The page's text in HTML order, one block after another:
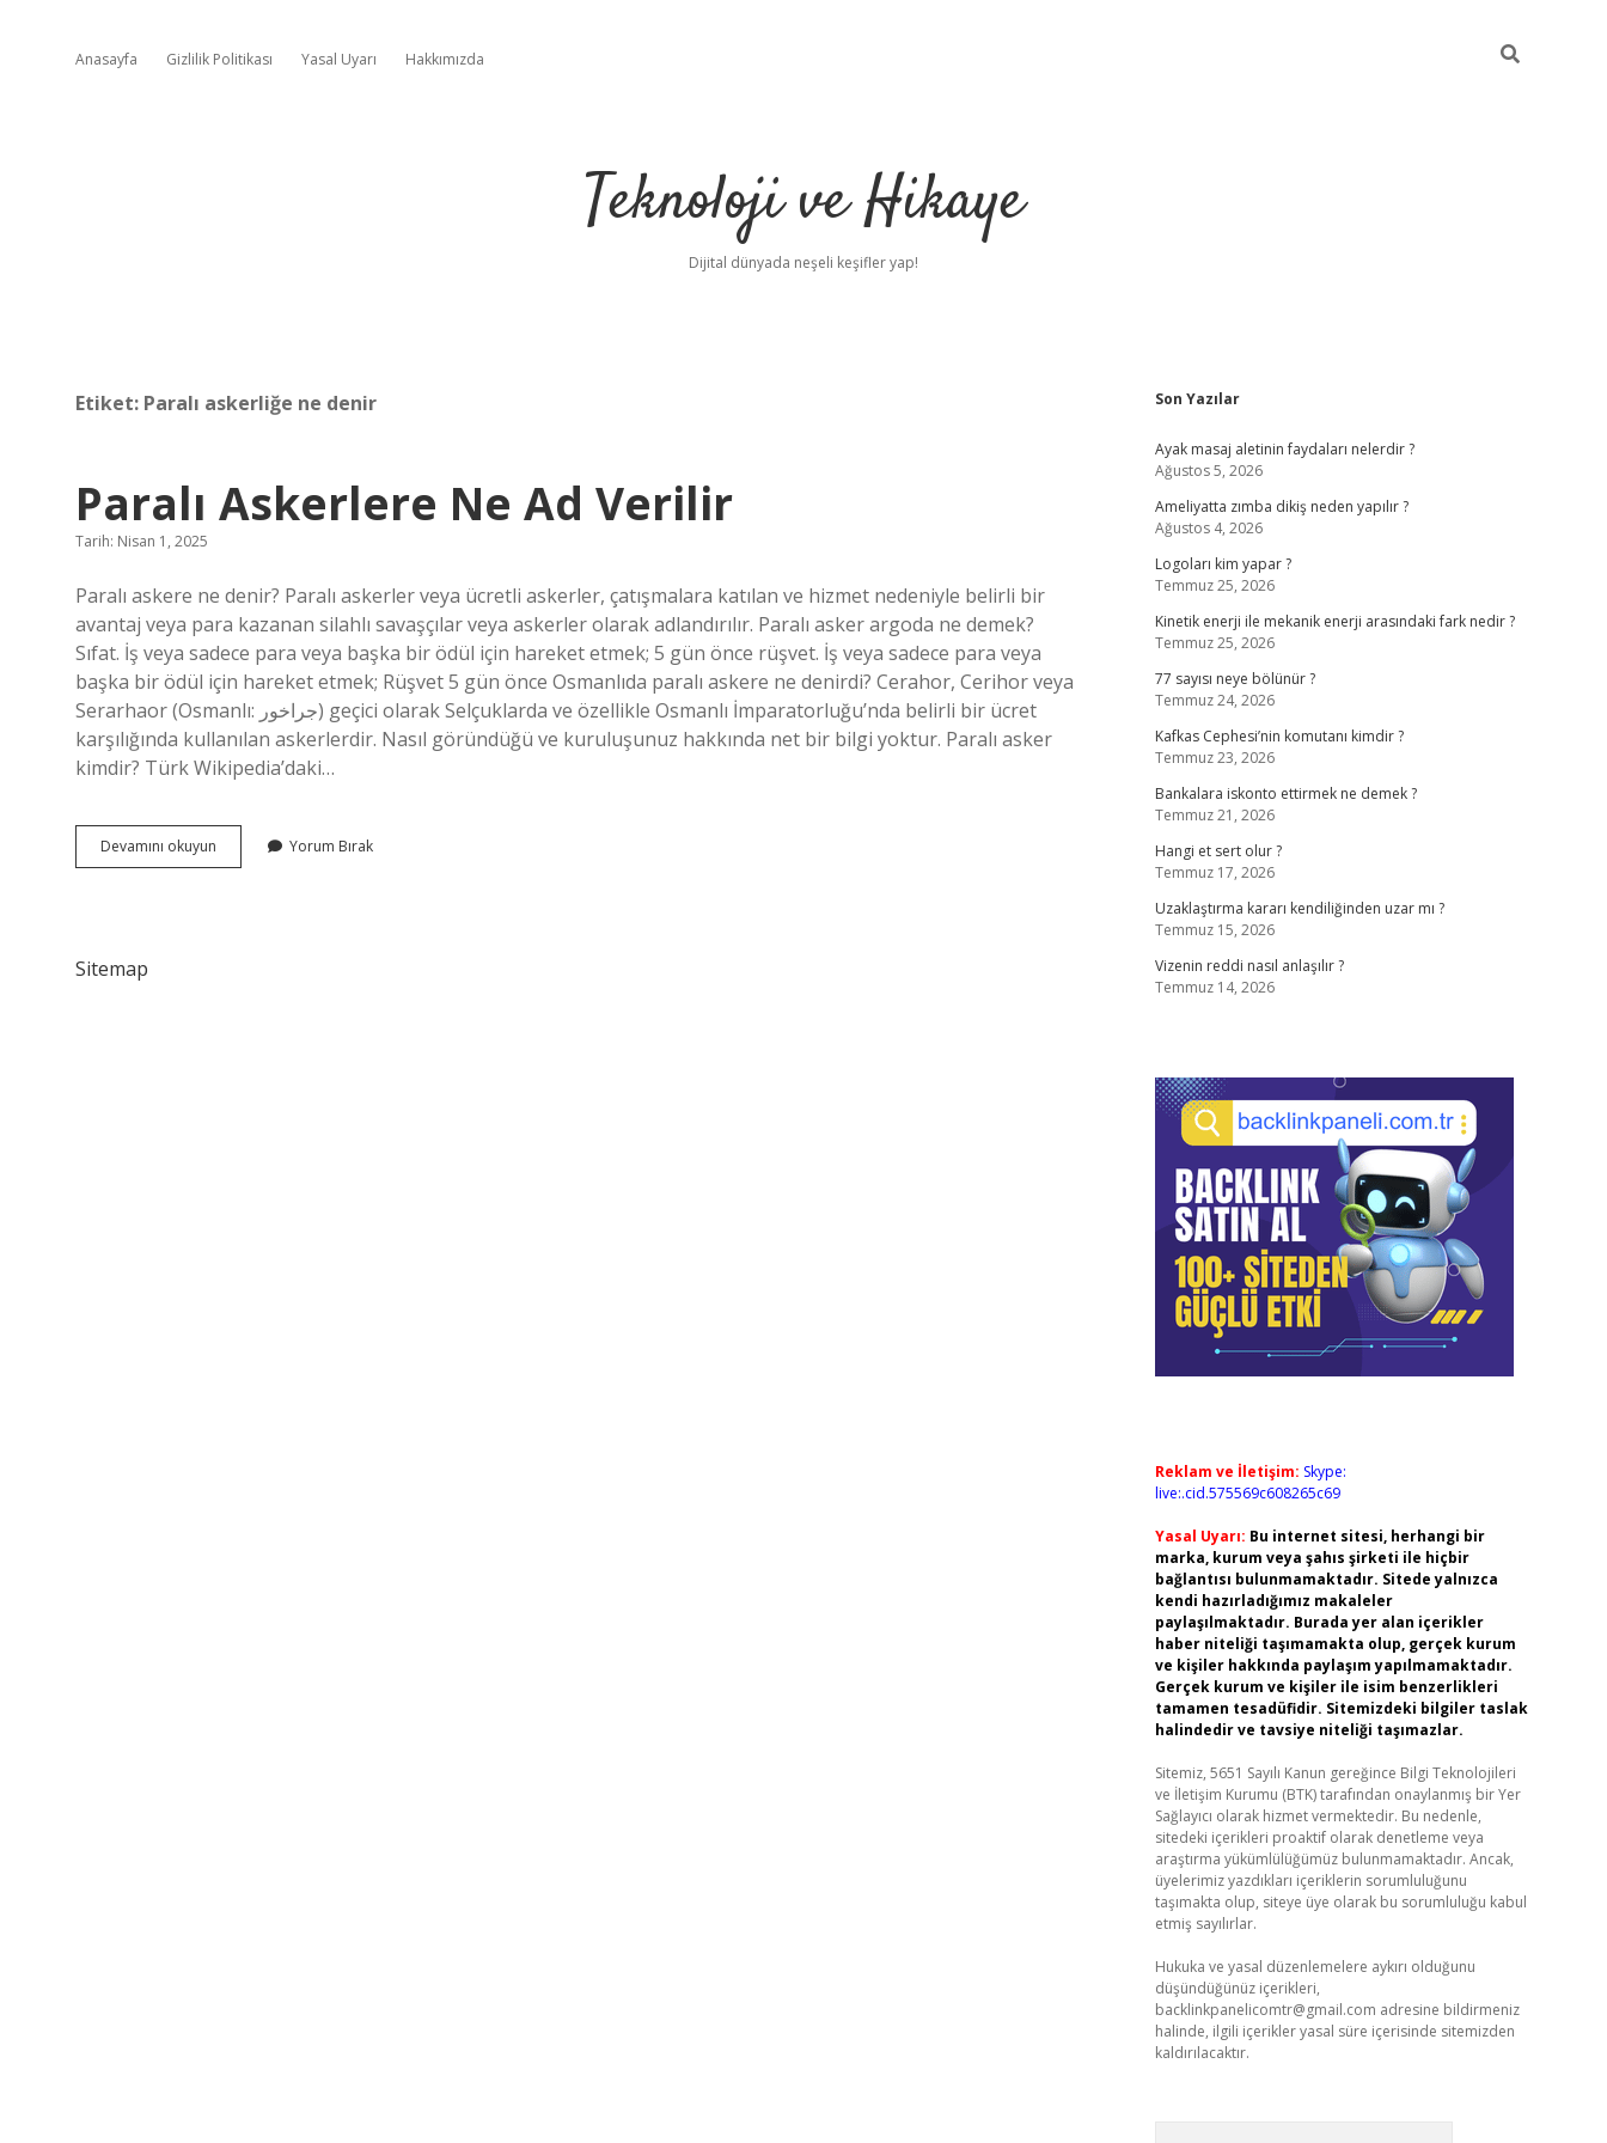
Anasayfa Gizlilik Politikası Yasal Uyarı Hakkımızda
Teknoloji ve Hikaye
Dijital dünyada neşeli keşifler yap!
Etiket: Paralı askerliğe ne denir
Paralı Askerlere Ne Ad Verilir
Tarih: Nisan 1, 2025
Paralı askere ne denir? Paralı askerler veya ücretli askerler, çatışmalara katılan ve hizmet nedeniyle belirli bir
avantaj veya para kazanan silahlı savaşçılar veya askerler olarak adlandırılır. Paralı asker argoda ne demek?
Sıfat. İş veya sadece para veya başka bir ödül için hareket etmek; 5 gün önce rüşvet. İş veya sadece para veya
başka bir ödül için hareket etmek; Rüşvet 5 gün önce Osmanlıda paralı askere ne denirdi? Cerahor, Cerihor veya
Serarhaor (Osmanlı: جراخور) geçici olarak Selçuklarda ve özellikle Osmanlı İmparatorluğu’nda belirli bir ücret
karşılığında kullanılan askerlerdir. Nasıl göründüğü ve kuruluşunuz hakkında net bir bilgi yoktur. Paralı asker
kimdir? Türk Wikipedia’daki…
Devamını okuyun
Askerlere
Yorum Bırak
Sitemap
Sidebar
Son Yazılar
Ayak masaj aletinin faydaları nelerdir ?
Ağustos 5, 2026
Ameliyatta zımba dikiş neden yapılır ?
Ağustos 4, 2026
Logoları kim yapar ?
Temmuz 25, 2026
Kinetik enerji ile mekanik enerji arasındaki fark nedir ?
Temmuz 25, 2026
77 sayısı neye bölünür ?
Temmuz 24, 2026
Kafkas Cephesi’nin komutanı kimdir ?
Temmuz 23, 2026
Bankalara iskonto ettirmek ne demek ?
Temmuz 21, 2026
Hangi et sert olur ?
Temmuz 17, 2026
Uzaklaştırma kararı kendiliğinden uzar mı ?
Temmuz 15, 2026
Vizenin reddi nasıl anlaşılır ?
Temmuz 14, 2026
Reklam ve İletişim: Skype:
live:.cid.575569c608265c69
Yasal Uyarı: Bu internet sitesi, herhangi bir
marka, kurum veya şahıs şirketi ile hiçbir
bağlantısı bulunmamaktadır. Sitede yalnızca
kendi hazırladığımız makaleler
paylaşılmaktadır. Burada yer alan içerikler
haber niteliği taşımamakta olup, gerçek kurum
ve kişiler hakkında paylaşım yapılmamaktadır.
Gerçek kurum ve kişiler ile isim benzerlikleri
tamamen tesadüfidir. Sitemizdeki bilgiler taslak
halindedir ve tavsiye niteliği taşımazlar.
Sitemiz, 5651 Sayılı Kanun gereğince Bilgi Teknolojileri
ve İletişim Kurumu (BTK) tarafından onaylanmış bir Yer
Sağlayıcı olarak hizmet vermektedir. Bu nedenle,
sitedeki içerikleri proaktif olarak denetleme veya
araştırma yükümlülüğümüz bulunmamaktadır. Ancak,
üyelerimiz yazdıkları içeriklerin sorumluluğunu
taşımakta olup, siteye üye olarak bu sorumluluğu kabul
etmiş sayılırlar.
Hukuka ve yasal düzenlemelere aykırı olduğunu
düşündüğünüz içerikleri,
backlinkpanelicomtr@gmail.com adresine bildirmeniz
halinde, ilgili içerikler yasal süre içerisinde sitemizden
kaldırılacaktır.